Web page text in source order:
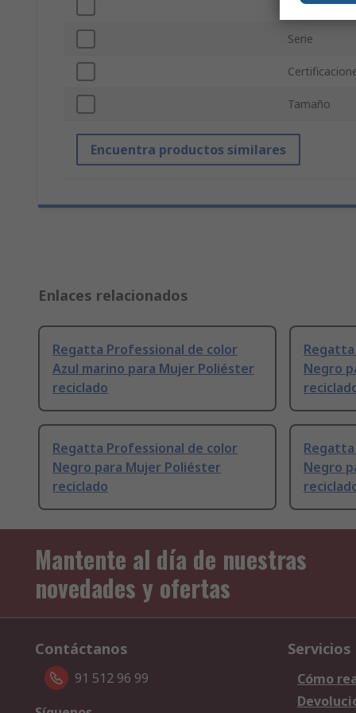
Número de
Serie
Tamaño
Encuentra productos similares
Enlaces relacionados
Regatta Professional de color
Azul marino para Mujer Poliéster
reciclado
Negro
Regatta Professional de color
Negro para Mujer Poliéster
reciclado
Negro
Mantente al día de nuestras
novedades y ofertas
Contáctanos
91 512 96 99
Servicios
Cómo